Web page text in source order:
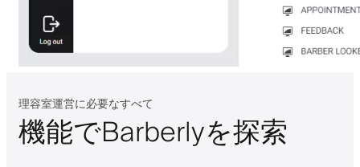
理容室運営に必要なすべて
機能でBarberlyを探索